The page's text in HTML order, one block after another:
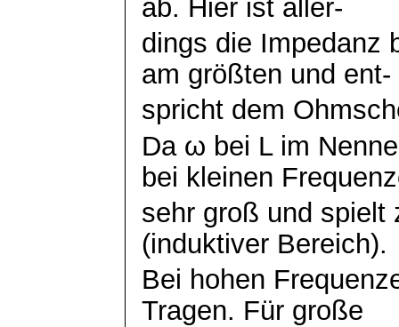
ab. Hier ist aller-
dings die Impedanz
am größten und ent-
spricht dem
Da ω bei L im
bei kleinen
sehr groß und spielt
(induktiver Bereich).
Bei hohen
Tragen. Für große